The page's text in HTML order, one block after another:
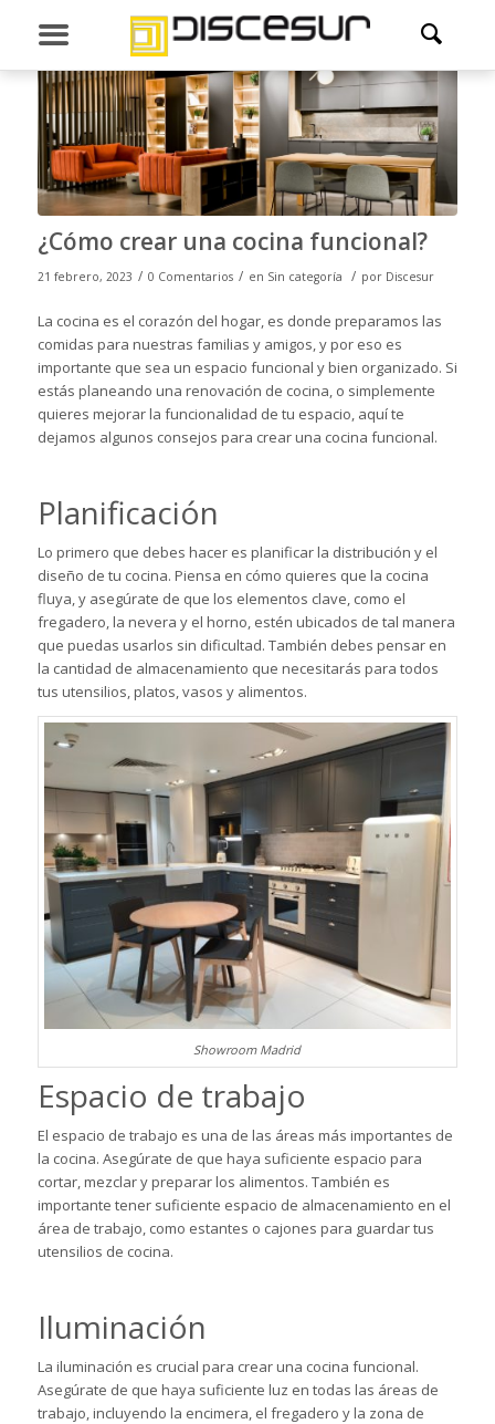
¿Cómo crear una cocina funcional?
21 febrero, 2023 / 0 Comentarios / en Sin categoría / por Discesur
La cocina es el corazón del hogar, es donde preparamos las
comidas para nuestras familias y amigos, y por eso es
importante que sea un espacio funcional y bien organizado. Si
estás planeando una renovación de cocina, o simplemente
quieres mejorar la funcionalidad de tu espacio, aquí te
dejamos algunos consejos para crear una cocina funcional.
Planificación
Lo primero que debes hacer es planificar la distribución y el
diseño de tu cocina. Piensa en cómo quieres que la cocina
fluya, y asegúrate de que los elementos clave, como el
fregadero, la nevera y el horno, estén ubicados de tal manera
que puedas usarlos sin dificultad. También debes pensar en
la cantidad de almacenamiento que necesitarás para todos
tus utensilios, platos, vasos y alimentos.
Showroom Madrid
Espacio de trabajo
El espacio de trabajo es una de las áreas más importantes de
la cocina. Asegúrate de que haya suficiente espacio para
cortar, mezclar y preparar los alimentos. También es
importante tener suficiente espacio de almacenamiento en el
área de trabajo, como estantes o cajones para guardar tus
utensilios de cocina.
Iluminación
La iluminación es crucial para crear una cocina funcional.
Asegúrate de que haya suficiente luz en todas las áreas de
trabajo, incluyendo la encimera, el fregadero y la zona de